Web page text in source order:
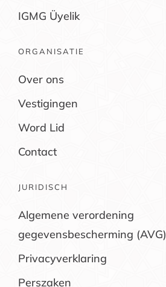
IGMG Üyelik
ORGANISATIE
Over ons
Vestigingen
Word Lid
Contact
JURIDISCH
Algemene verordening
gegevensbescherming (AVG)
Privacyverklaring
Perszaken